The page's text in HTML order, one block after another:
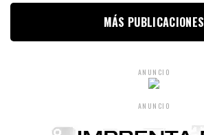
MÁS PUBLICACIONES
ANUNCIO
ANUNCIO